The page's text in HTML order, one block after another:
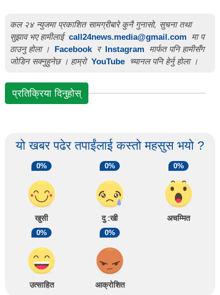
कल २४ न्युजमा प्रकाशित सामग्रीबारे कुनै गुनासो, सुचना तथा
सुझाव भए हामीलाई call24news.media@gmail.com
मा प
ठाउनु होला ।
Facebook र Instagram
मार्फत पनि हामीसँग
जोडिन सक्नुहुनेछ । हाम्रो YouTube च्यानल पनि हेर्नु होला ।
प्रतिक्रिया दिनुहोस्
यो खबर पढेर तपाईंलाई कस्तो महसुस भयो ?
0%
खुसी
0%
दु :खी
0%
अचम्मित
0%
उत्साहित
0%
आक्रोशित